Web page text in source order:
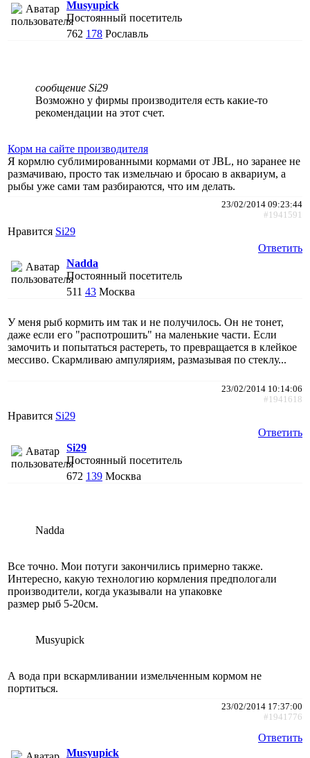
Musyupick
Постоянный посетитель
762 178 Рославль
сообщение Si29
Возможно у фирмы производителя есть какие-то
рекомендации на этот счет.
Корм на сайте производителя
Я кормлю сублимированными кормами от JBL, но заранее не
размачиваю, просто так измельчаю и бросаю в аквариум, а
рыбы уже сами там разбираются, что им делать.
23/02/2014 09:23:44
#1941591
Нравится Si29
Ответить
Nadda
Постоянный посетитель
511 43 Москва
У меня рыб кормить им так и не получилось. Он не тонет,
даже если его "распотрошить" на маленькие части. Если
замочить и попытаться растереть, то превращается в клейкое
мессиво. Скармливаю ампуляриям, размазывая по стеклу...
23/02/2014 10:14:06
#1941618
Нравится Si29
Ответить
Si29
Постоянный посетитель
672 139 Москва
Nadda
Все точно. Мои потуги закончились примерно также.
Интересно, какую технологию кормления предпологали
производители, когда указывали на упаковке
размер рыб 5-20см.
Musyupick
А вода при вскармливании измельченным кормом не
портиться.
23/02/2014 17:37:00
#1941776
Ответить
Musyupick